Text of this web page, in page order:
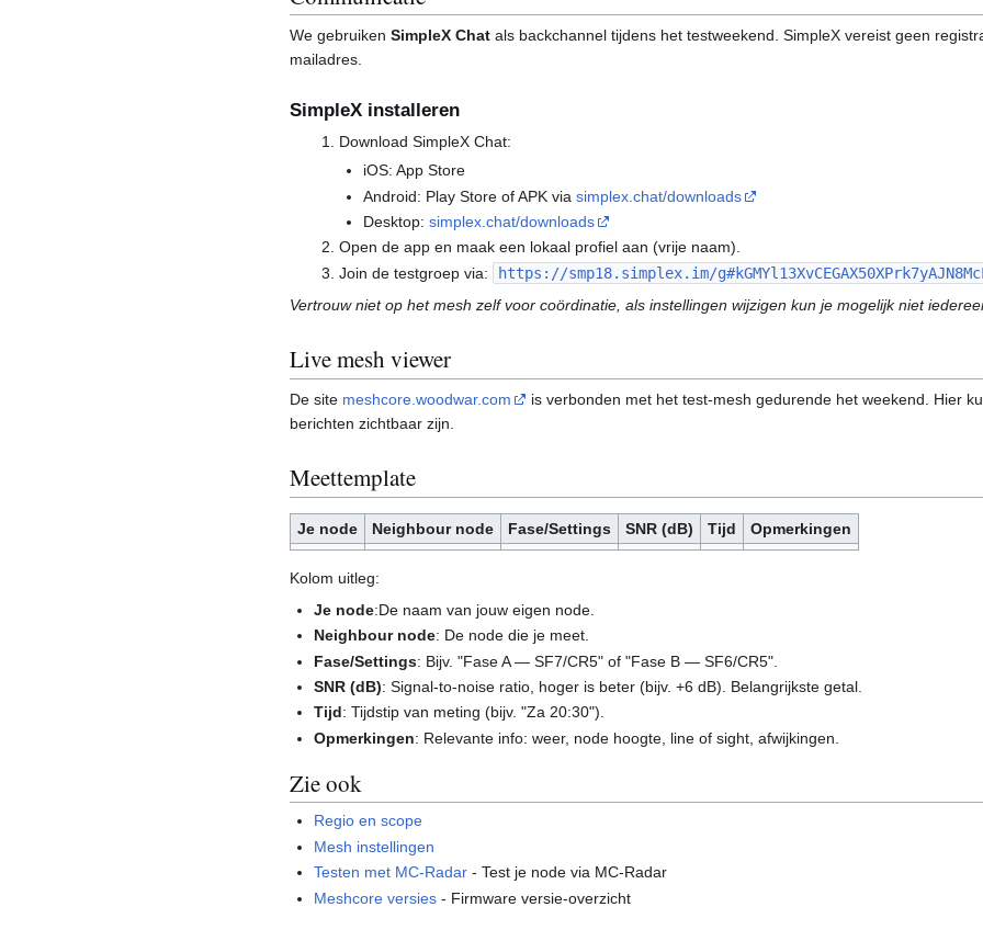
We gebruiken SimpleX Chat als backchannel tijdens het testweekend. SimpleX vereist geen
mailadres.
SimpleX installeren
Download SimpleX Chat:
iOS: App Store
Android: Play Store of APK viasimplex.chat/downloads
Desktop:simplex.chat/downloads
Open de app en maak een lokaal profiel aan (vrije naam).
Join de testgroep via:
https://smp18.simplex.im/
Vertrouw niet op het mesh zelf voor coördinatie, als instellingen wijzigen kun je mogelijk niet
Live mesh viewer
De site meshcore.woodwar.com
is verbonden met het test-mesh gedurende het weekend. Hier
berichten zichtbaar zijn.
Meettemplate
Je node Neighbour node Fase/Settings SNR (dB) Tijd Opmerkingen
Kolom uitleg:
Je node:De naam van jouw eigen node.
Neighbour node: De node die je meet.
Fase/Settings: Bijv. "Fase A — SF7/CR5" of "Fase B — SF6/CR5".
SNR (dB): Signal-to-noise ratio, hoger is beter (bijv. +6 dB). Belangrijkste getal.
Tijd: Tijdstip van meting (bijv. "Za 20:30").
Opmerkingen: Relevante info: weer, node hoogte, line of sight, afwijkingen.
Zie ook
Regio en scope
Mesh instellingen
Testen met MC-Radar - Test je node via MC-Radar
Meshcore versies - Firmware versie-overzicht